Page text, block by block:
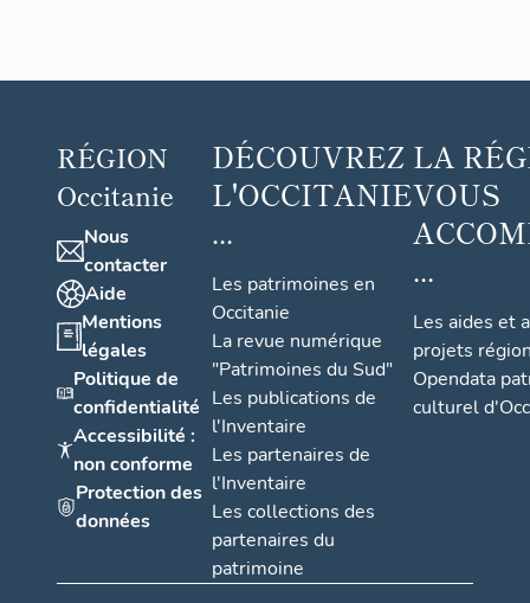
RÉGION
Occitanie
Nous
contacter
Aide
Mentions
légales
Politique de
confidentialité
Accessibilité :
non conforme
Protection des
données
DÉCOUVREZ
L'OCCITANIE
...
Les patrimoines en
Occitanie
La revue numérique
"Patrimoines du Sud"
Les publications de
l'Inventaire
Les partenaires de
l'Inventaire
Les collections des
partenaires du
patrimoine
LA
VOUS
...
Les aides et
projets
Opendata
culturel